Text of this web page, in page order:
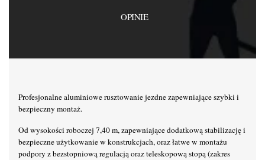
OPINIE
Profesjonalne aluminiowe rusztowanie jezdne zapewniające szybki i
bezpieczny montaż.
Od wysokości roboczej 7,40 m, zapewniające dodatkową stabilizację i
bezpieczne użytkowanie w konstrukcjach, oraz łatwe w montażu
podpory z bezstopniową regulacją oraz teleskopową stopą (zakres